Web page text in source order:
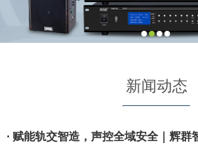
新闻动态
· 赋能轨交智造，声控全域安全｜辉